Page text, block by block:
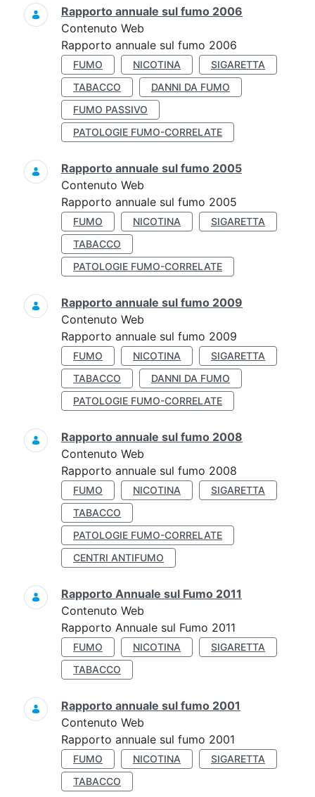
Rapporto annuale sul fumo 2006
Contenuto Web
Rapporto annuale sul fumo 2006
FUMO NICOTINA
SIGARETTA
TABACCO
DANNI DA FUMO
FUMO PASSIVO
PATOLOGIE FUMO-CORRELATE
Rapporto annuale sul fumo 2005
Contenuto Web
Rapporto annuale sul fumo 2005
FUMO NICOTINA
SIGARETTA
TABACCO
PATOLOGIE FUMO-CORRELATE
Rapporto annuale sul fumo 2009
Contenuto Web
Rapporto annuale sul fumo 2009
FUMO NICOTINA
SIGARETTA
TABACCO
DANNI DA FUMO
PATOLOGIE FUMO-CORRELATE
Rapporto annuale sul fumo 2008
Contenuto Web
Rapporto annuale sul fumo 2008
FUMO NICOTINA
SIGARETTA
TABACCO
PATOLOGIE FUMO-CORRELATE
CENTRI ANTIFUMO
Rapporto Annuale sul Fumo 2011
Contenuto Web
Rapporto Annuale sul Fumo 2011
FUMO NICOTINA
SIGARETTA
TABACCO
Rapporto annuale sul fumo 2001
Contenuto Web
Rapporto annuale sul fumo 2001
FUMO NICOTINA
SIGARETTA
TABACCO